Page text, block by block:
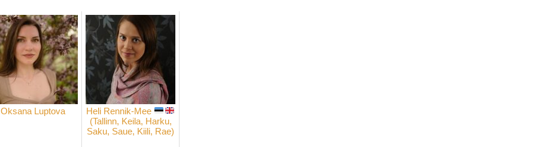
Oksana Luptova
Heli Rennik-Mee
(Tallinn, Keila, Harku,
Saku, Saue, Kiili, Rae)